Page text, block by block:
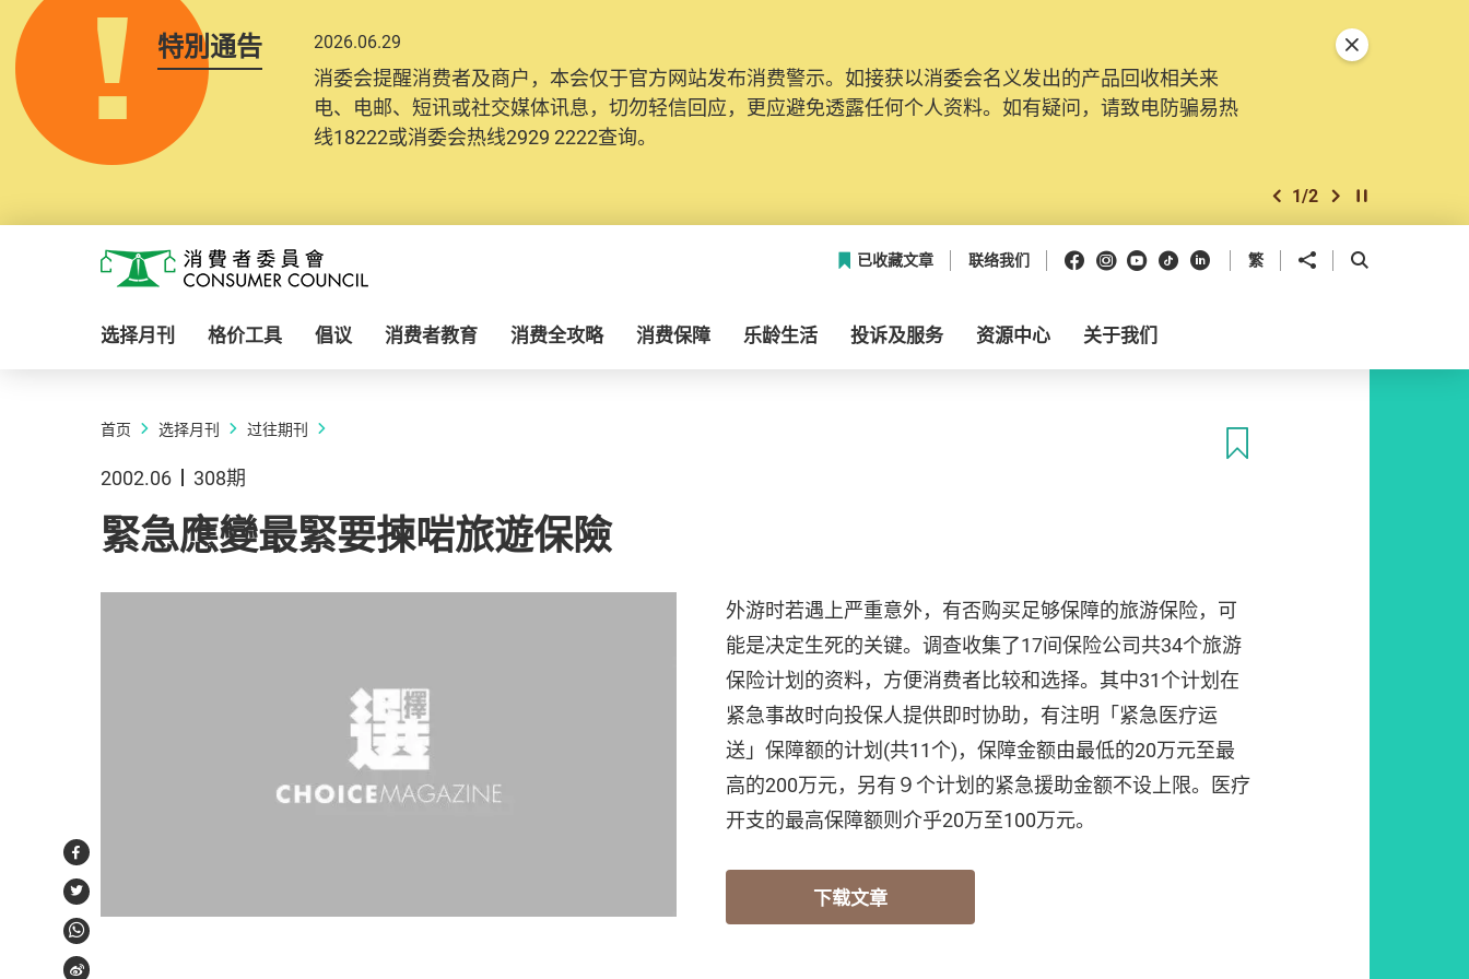
特別通告 2026.06.29
消委会提醒消费者及商户，本会仅于官方网站发布消费警示。如接获以消委会名义发出的产品回收相关来
电、电邮、短讯或社交媒体讯息，切勿轻信回应，更应避免透露任何个人资料。如有疑问，请致电防骗易热
线18222或消委会热线2929 2222查询。
上一个
1/2 下一个开始/暂停幻灯
关闭特別通告
消费者委员会
已收藏文章 联络我们 Facebook
Instagram
Youtube
抖音领英 繁 分享到 开启搜寻框
选择月刊 格价工具 倡议 消费者教育 消费全攻略 消费保障 乐龄生活 投诉及服务 资源中心 关于我们
首页 选择月刊 过往期刊
2002.06 308期
緊急應變最緊要揀啱旅遊保險
外游时若遇上严重意外，有否购买足够保障的旅游保险，可
能是决定生死的关键。调查收集了17间保险公司共34个旅游
保险计划的资料，方便消费者比较和选择。其中31个计划在
紧急事故时向投保人提供即时协助，有注明「紧急医疗运
送」保障额的计划(共11个)，保障金额由最低的20万元至最
高的200万元，另有９个计划的紧急援助金额不设上限。医疗
开支的最高保障额则介乎20万至100万元。
下载文章
Facebook
Twitter
WhatsApp